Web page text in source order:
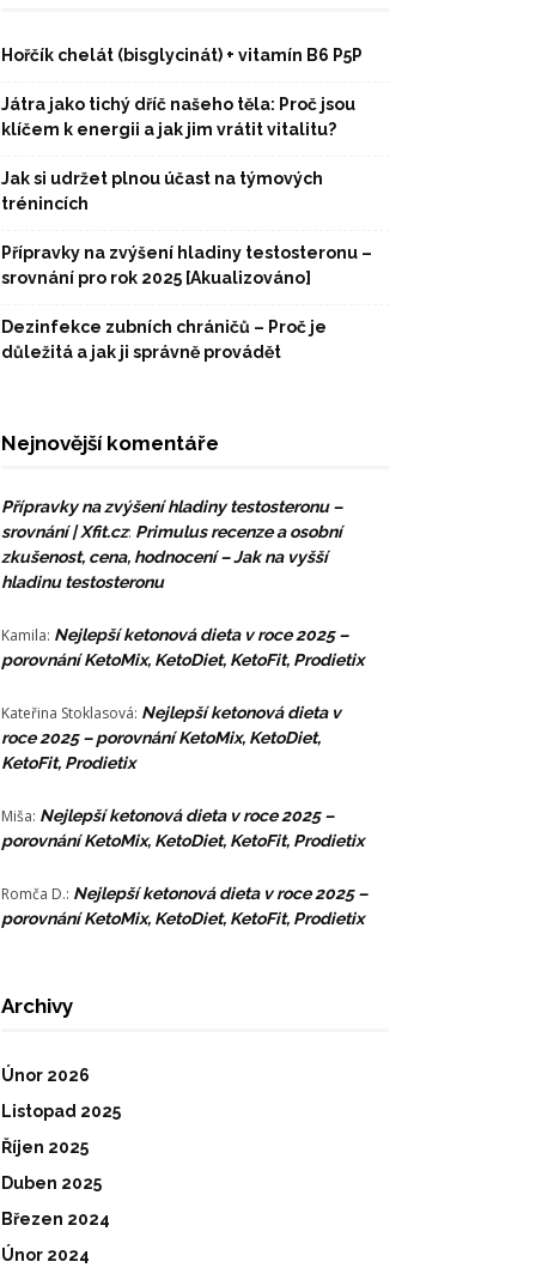
Hořčík chelát (bisglycinát) + vitamín B6 P5P
Játra jako tichý dříč našeho těla: Proč jsou
klíčem k energii a jak jim vrátit vitalitu?
Jak si udržet plnou účast na týmových
trénincích
Přípravky na zvýšení hladiny testosteronu –
srovnání pro rok 2025 [Akualizováno]
Dezinfekce zubních chráničů – Proč je
důležitá a jak ji správně provádět
Nejnovější komentáře
Přípravky na zvýšení hladiny testosteronu –
srovnání | Xfit.cz: Primulus recenze a osobní
zkušenost, cena, hodnocení – Jak na vyšší
hladinu testosteronu
Kamila: Nejlepší ketonová dieta v roce 2025 –
porovnání KetoMix, KetoDiet, KetoFit, Prodietix
Kateřina Stoklasová: Nejlepší ketonová dieta v
roce 2025 – porovnání KetoMix, KetoDiet,
KetoFit, Prodietix
Miša: Nejlepší ketonová dieta v roce 2025 –
porovnání KetoMix, KetoDiet, KetoFit, Prodietix
Romča D.: Nejlepší ketonová dieta v roce 2025 –
porovnání KetoMix, KetoDiet, KetoFit, Prodietix
Archivy
Únor 2026
Listopad 2025
Říjen 2025
Duben 2025
Březen 2024
Únor 2024